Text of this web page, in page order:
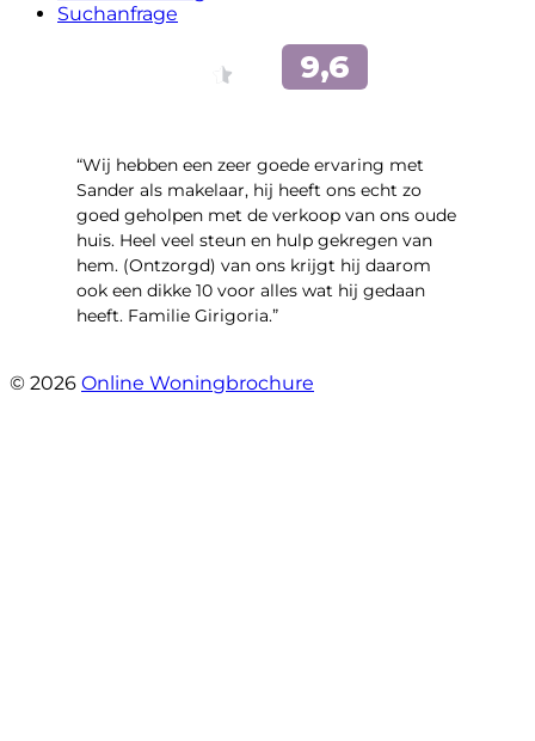
Suchanfrage
“Wij hebben een zeer goede ervaring met
Sander als makelaar, hij heeft ons echt zo
goed geholpen met de verkoop van ons oude
huis. Heel veel steun en hulp gekregen van
hem. (Ontzorgd) van ons krijgt hij daarom
ook een dikke 10 voor alles wat hij gedaan
heeft. Familie Girigoria.”
© 2026 Online Woningbrochure